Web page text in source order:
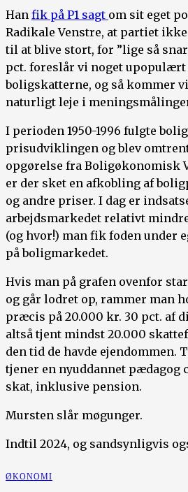
Han fik på P1 sagt om sit eget
Radikale Venstre, at partiet
til at blive stort, for ”lige så
pct. foreslår vi noget upopulært
boligskatterne, og så kommer
naturligt leje i
I perioden 1950-1996 fulgte
prisudviklingen og blev
opgørelse fra Boligøkonomisk
er der sket en afkobling af
og andre priser. I dag er
arbejdsmarkedet relativt
(og hvor!) man fik foden under
på boligmarkedet.
Hvis man på grafen ovenfor
og går lodret op, rammer man
præcis på 20.000 kr. 30 pct. af
altså tjent mindst 20.000
den tid de havde ejendommen.
tjener en nyuddannet pædagog
skat, inklusive pension.
Mursten slår møgunger.
Indtil 2024, og sandsynligvis
ØKONOMI